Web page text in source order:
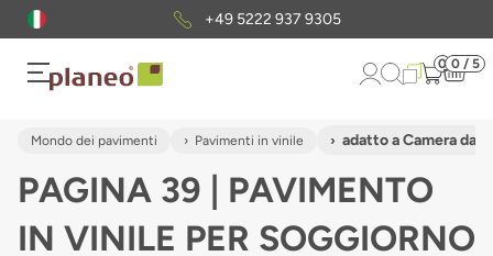
Pacchetto di campionigratuiti
0 0 / 5
Mondo dei pavimenti Pavimenti in vinile adatto a Camera da
PAGINA 39 | PAVIMENTO
IN VINILE PER SOGGIORNO